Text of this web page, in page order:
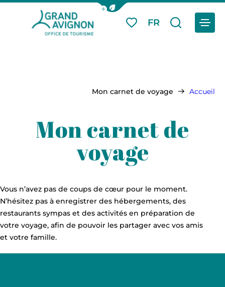
Afficher la barre de navigation du
Mes favoris
FR
Je
Menu
Accueil
Mon carnet de voyage
Mon carnet de
voyage
Vous n’avez pas de coups de cœur pour le moment.
N’hésitez pas à enregistrer des hébergements, des
restaurants sympas et des activités en préparation de
votre voyage, afin de pouvoir les partager avec vos amis
et votre famille.